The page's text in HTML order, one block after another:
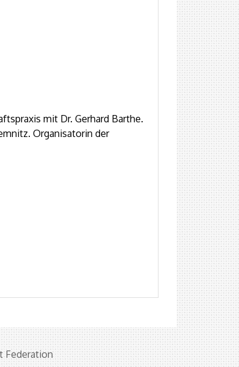
mit Dr. Gerhard Barthe.
Organisatorin der
Federation